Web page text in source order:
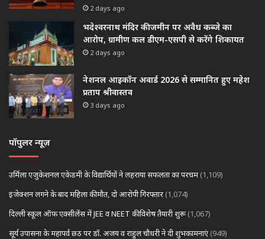
2 days ago
भदेश्वरनाथ मंदिर की जमीन पर अवैध कब्जे का
आरोप, ग्रामीण कल डीएम-एसपी से करेंगे शिकायत
2 days ago
नेशनल आइकॉन अवार्ड 2026 से सम्मानित हुए महेश
प्रताप श्रीवास्तव
3 days ago
पॉपुलर न्यूज़
उर्मिला एजुकेशनल एकेडमी के विद्यार्थियों ने लहराया सफलता का परचम (1,109)
इंजेक्शन लगने के बाद महिला की मौत, दो आरोपी गिरफ्तार (1,074)
दिल्ली स्कूल ऑफ एक्सीलेंस में JEE व NEET की विशेष तैयारी शुरू (1,067)
सूर्य उपासना के महापर्व छठ पर डॉ. अजय व राहुल चौधरी ने दी शुभकामनाएं (949)